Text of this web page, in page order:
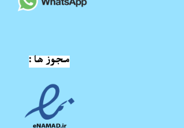
مجوز ها :